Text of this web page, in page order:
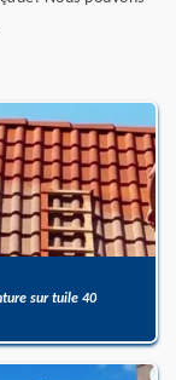
sur tuile 40